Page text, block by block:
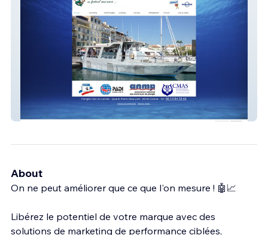
Plongée Club Cannes
About
On ne peut améliorer que ce que l'on mesure ! 🤖📈
Libérez le potentiel de votre marque avec des
solutions de marketing de performance ciblées,